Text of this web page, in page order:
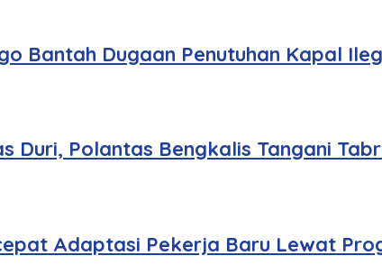
Bantah Dugaan Penutuhan Kapal
Duri, Polantas Bengkalis Tangani
Adaptasi Pekerja Baru Lewat